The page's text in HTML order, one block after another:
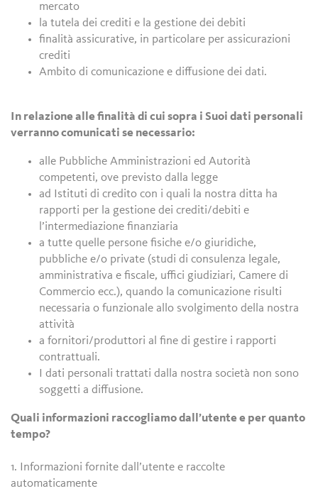
mercato
la tutela dei crediti e la gestione dei debiti
finalità assicurative, in particolare per assicurazioni
crediti
Ambito di comunicazione e diffusione dei dati.
In relazione alle finalità di cui sopra i Suoi dati personali
verranno comunicati se necessario:
alle Pubbliche Amministrazioni ed Autorità
competenti, ove previsto dalla legge
ad Istituti di credito con i quali la nostra ditta ha
rapporti per la gestione dei crediti/debiti e
l’intermediazione finanziaria
a tutte quelle persone fisiche e/o giuridiche,
pubbliche e/o private (studi di consulenza legale,
amministrativa e fiscale, uffici giudiziari, Camere di
Commercio ecc.), quando la comunicazione risulti
necessaria o funzionale allo svolgimento della nostra
attività
a fornitori/produttori al fine di gestire i rapporti
contrattuali.
I dati personali trattati dalla nostra società non sono
soggetti a diffusione.
Quali informazioni raccogliamo dall’utente e per quanto
tempo?
1. Informazioni fornite dall’utente e raccolte
automaticamente